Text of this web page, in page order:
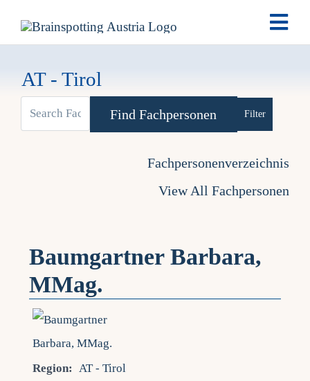
AT - Tirol
View
Larger
Fachpersonenverzeichnis
View All Fachpersonen
Baumgartner Barbara,
MMag.
Region: AT - Tirol